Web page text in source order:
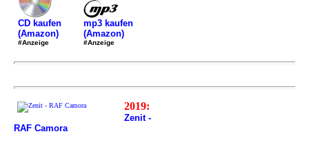
CD kaufen
(Amazon)
#Anzeige
mp3 kaufen
(Amazon)
#Anzeige
2019:
Zenit -
RAF Camora